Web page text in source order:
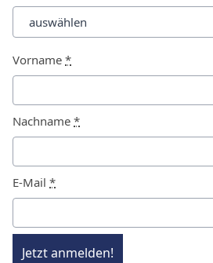
Vorname *
Nachname *
E-Mail *
Jetzt anmelden!